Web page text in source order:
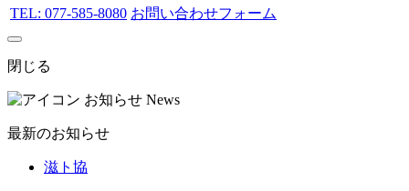
TEL: 077-585-8080 お問い合わせフォーム
閉じる
お知らせ News
最新のお知らせ
滋ト協